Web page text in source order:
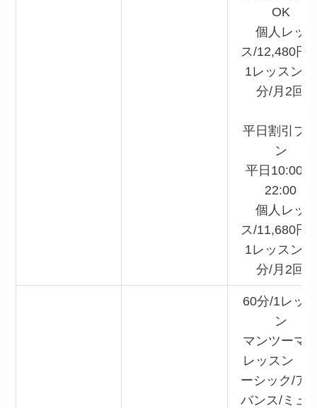
OK
個人レッ
ス/12,480円
1レッスン55
分/月2回
平日割引プ
ン
平日10:00～
22:00
個人レッ
ス/11,680円
1レッスン55
分/月2回
60分/1レッ
ン
マンツーマ
レッスン（
ーシック/ア
バンス/ミュ